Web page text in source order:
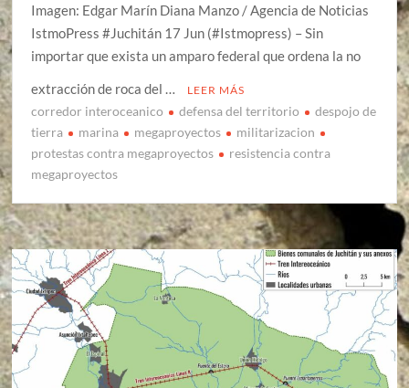
Imagen: Edgar Marín Diana Manzo / Agencia de Noticias
IstmoPress #Juchitán 17 Jun (#Istmopress) – Sin
importar que exista un amparo federal que ordena la no
extracción de roca del …
LEER MÁS
corredor interoceanico defensa del territorio
despojo de
tierra
marina megaproyectos
militarizacion
protestas contra megaproyectos
resistencia contra
megaproyectos